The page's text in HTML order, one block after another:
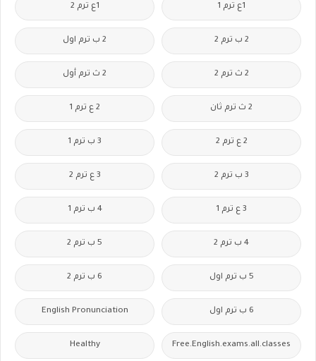
1ع ترم 1 1ع ترم 2
2 ب ترم 2 2 ب ترم اول
2 ث ترم 2 2 ث ترم أول
2 ث ترم ثان 2 ع ترم 1
2 ع ترم 2 3 ب ترم 1
3 ب ترم 2 3 ع ترم 2
3 ع ترم 1 4 ب ترم 1
4 ب ترم 2 5 ب ترم 2
5 ب ترم اول 6 ب ترم 2
6 ب ترم اول English Pronunciation
Free.English.exams.all.classes
Healthy